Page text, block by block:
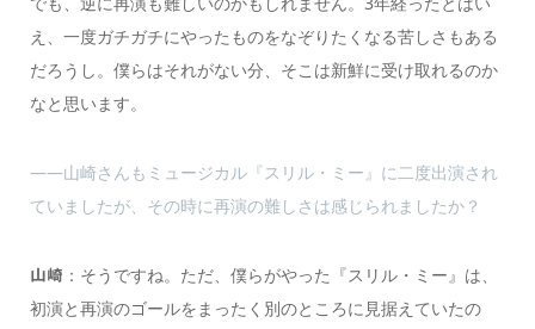
え、一度ガチガチにやったものをなぞりたくなる苦しさもある
だろうし。僕らはそれがない分、そこは新鮮に受け取れるのか
なと思います。
――山崎さんもミュージカル『スリル・ミー』に二度出演され
ていましたが、その時に再演の難しさは感じられましたか？
山崎 ：そうですね。ただ、僕らがやった『スリル・ミー』は、
初演と再演のゴールをまったく別のところに見据えていたの